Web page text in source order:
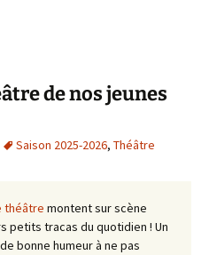
de nos jeunes
Saison 2025-2026, Théâtre
théâtre montent sur scène
petits tracas du quotidien ! Un
bonne humeur à ne pas